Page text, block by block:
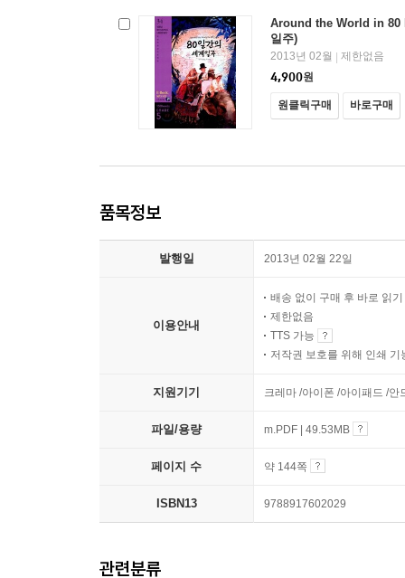
Around the World in 80
일주)
2013년 02월
제한없음
4,900원
원클릭구매 바로구매
품목정보
발행일 2013년 02월 22일
이용안내
배송 없이 구매 후 바로 읽기
제한없음
TTS 가능
저작권 보호를 위해 인쇄 기
지원기기 크레마 /아이폰 /아이패드 /
파일/용량 m.PDF | 49.53MB
페이지 수 약 144쪽
ISBN13 9788917602029
관련분류